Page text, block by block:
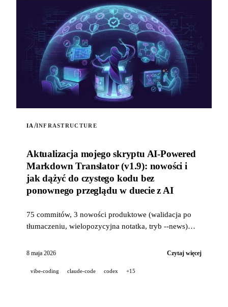
IA /INFRASTRUCTURE
Aktualizacja mojego skryptu AI-Powered
Markdown Translator (v1.9): nowości i
jak dążyć do czystego kodu bez
ponownego przeglądu w duecie z AI
75 commitów, 3 nowości produktowe (walidacja po
tłumaczeniu, wielopozycyjna notatka, tryb --news)
testów, recenzja PR wspomagana przez AI) do dążenia
w duecie z AI.
8 maja 2026 Czytaj więcej
vibe-coding claude-code codex +15